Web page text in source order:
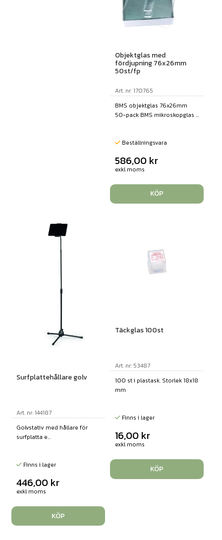
Objektglas med
fördjupning 76x26mm
50st/fp
Art. nr: 170765
BMS objektglas 76x26mm
50-pack BMS mikroskopglas ...
Beställningsvara
586,00 kr
exkl moms
KÖP
Surfplattehållare golv
Art. nr: 144187
Golvstativ med hållare för
surfplatta e...
Finns i lager
446,00 kr
exkl moms
KÖP
Täckglas 100st
Art. nr: 53487
100 st i plastask. Storlek 18x18
mm
Finns i lager
16,00 kr
exkl moms
KÖP